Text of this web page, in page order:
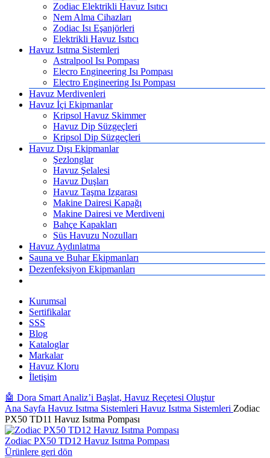
Zodiac Elektrikli Havuz Isıtıcı
Nem Alma Cihazları
Zodiac Isı Eşanjörleri
Elektrikli Havuz Isıtıcı
Havuz Isıtma Sistemleri
Astralpool Isı Pompası
Elecro Engineering Isı Pompası
Electro Engineering Isı Pompası
Havuz Merdivenleri
Havuz İçi Ekipmanlar
Kripsol Havuz Skimmer
Havuz Dip Süzgeçleri
Kripsol Dip Süzgeçleri
Havuz Dışı Ekipmanlar
Şezlonglar
Havuz Şelalesi
Havuz Duşları
Havuz Taşma Izgarası
Makine Dairesi Kapağı
Makine Dairesi ve Merdiveni
Bahçe Kapakları
Süs Havuzu Nozulları
Havuz Aydınlatma
Sauna ve Buhar Ekipmanları
Dezenfeksiyon Ekipmanları
Kurumsal
Sertifikalar
SSS
Blog
Kataloglar
Markalar
Havuz Kloru
İletişim
🤖 Dora Smart Analiz’i Başlat, Havuz Reçetesi Oluştur
Ana Sayfa Havuz Isıtma Sistemleri Havuz Isıtma Sistemleri Zodiac
PX50 TD11 Havuz Isıtma Pompası
Zodiac PX50 TD12 Havuz Isıtma Pompası
Ürünlere geri dön